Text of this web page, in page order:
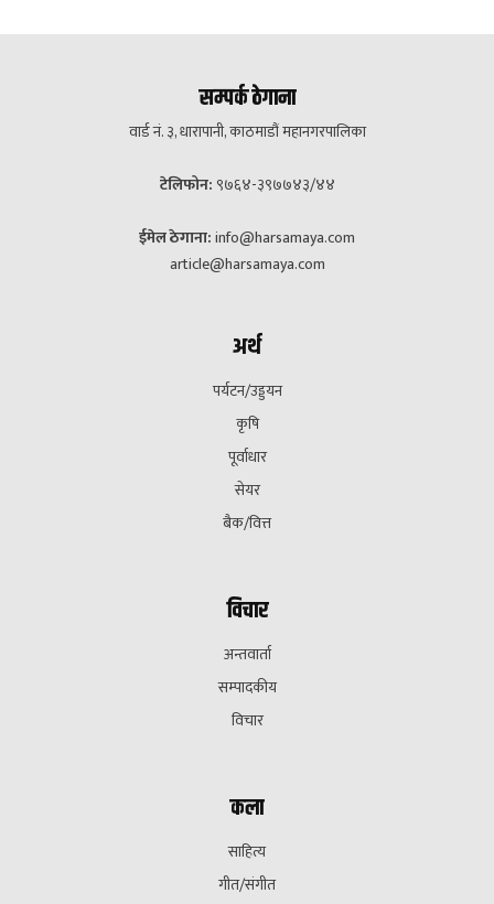
सम्पर्क ठेगाना
वार्ड नं. ३, धारापानी, काठमाडौं महानगरपालिका
टेलिफोन: ९७६४-३९७७४३/४४
ईमेल ठेगाना:info@harsamaya.com
article@harsamaya.com
अर्थ
पर्यटन/उड्डयन
कृषि
पूर्वाधार
सेयर
बैक/वित्त
विचार
अन्तवार्ता
सम्पादकीय
विचार
कला
साहित्य
गीत/संगीत